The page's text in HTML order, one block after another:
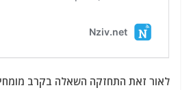
לאור זאת התחזקה השאלה בקרב